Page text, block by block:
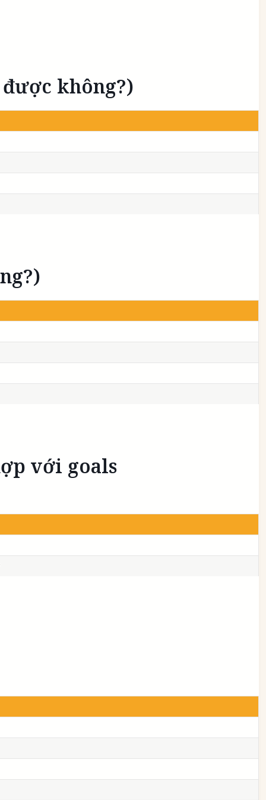
không?)
với goals